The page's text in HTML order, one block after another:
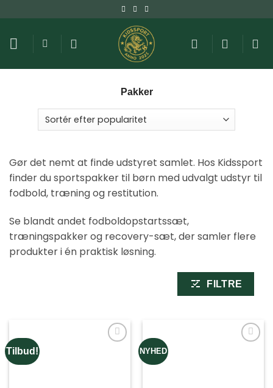
til
indhold
Pakker
Gør det nemt at finde udstyret samlet. Hos Kidssport
finder du sportspakker til børn med udvalgt udstyr til
fodbold, træning og restitution.
Se blandt andet fodboldopstartssæt,
træningspakker og recovery-sæt, der samler flere
produkter i én praktisk løsning.
FILTRE
Tilbud! NYHED